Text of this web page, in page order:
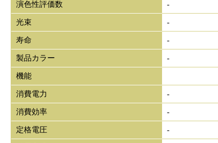
演色性評価数 -
光束 -
寿命 -
製品カラー -
機能
消費電力 -
消費効率 -
定格電圧 -